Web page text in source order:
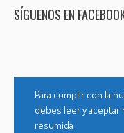
SÍGUENOS EN
Para cumplir con la
debes leer y aceptar
resumida